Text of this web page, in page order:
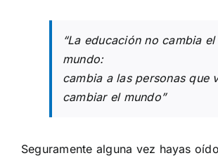
“La educación no cambia el
mundo:
cambia a las personas que
cambiar el mundo”
Seguramente alguna vez hayas